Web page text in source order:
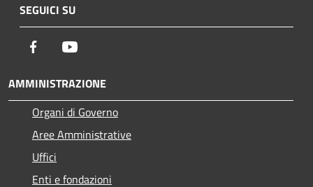
SEGUICI SU
Facebook
AMMINISTRAZIONE
Organi di Governo
Aree Amministrative
Uffici
Enti e fondazioni